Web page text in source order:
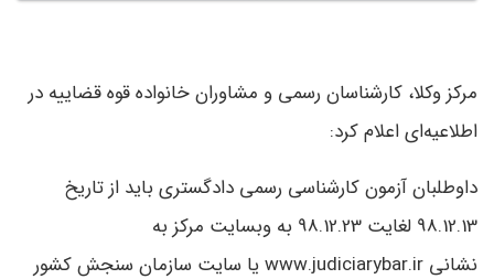
مرکز وکلا، کارشناسان رسمی و مشاوران خانواده قوه قضاییه در
اطلاعیه‌ای اعلام کرد:
داوطلبان آزمون کارشناسی رسمی دادگستری باید از تاریخ
98.12.13 لغایت 98.12.23 به وبسایت مرکز به
نشانی www.judiciarybar.ir یا سایت سازمان سنجش کشور